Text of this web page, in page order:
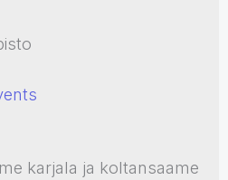
karjala ja koltansaame